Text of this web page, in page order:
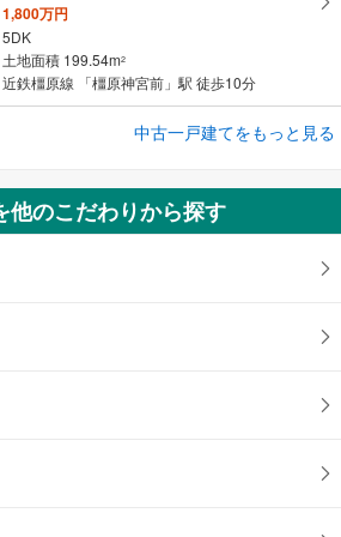
1,800万円
5DK
土地面積 199.54m2
近鉄橿原線 「橿原神宮前」駅 徒歩10分
大和郡山市小南町
3,428万円
中古一戸建てをもっと見る
他のこだわりから探す